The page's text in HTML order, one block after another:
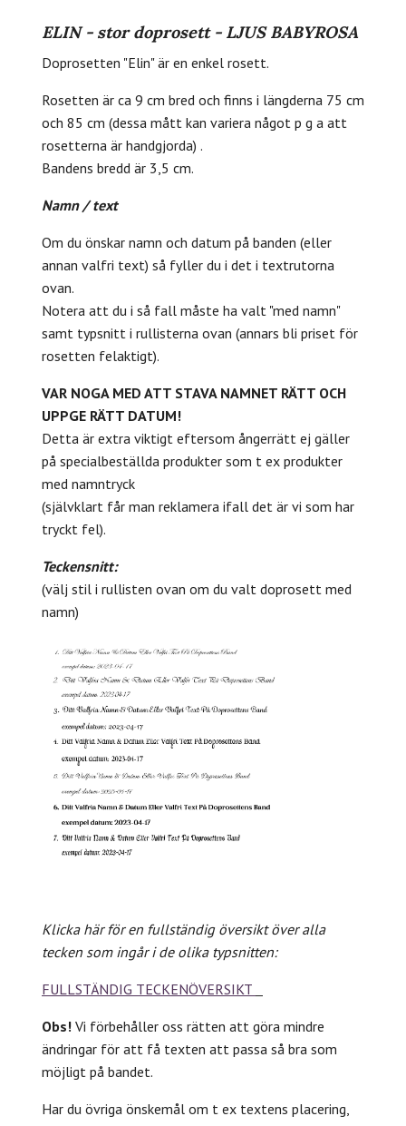
ELIN - stor doprosett - LJUS BABYROSA
Doprosetten "Elin" är en enkel rosett.
Rosetten är ca 9 cm bred och finns i längderna 75 cm
och 85 cm (dessa mått kan variera något p g a att
rosetterna är handgjorda) .
Bandens bredd är 3,5 cm.
Namn / text
Om du önskar namn och datum på banden (eller
annan valfri text) så fyller du i det i textrutorna
ovan.
Notera att du i så fall måste ha valt "med namn"
samt typsnitt i rullisterna ovan (annars bli priset för
rosetten felaktigt).
VAR NOGA MED ATT STAVA NAMNET RÄTT OCH
UPPGE RÄTT DATUM!
Detta är extra viktigt eftersom ångerrätt ej gäller
på specialbeställda produkter som t ex produkter
med namntryck
(självklart får man reklamera ifall det är vi som har
tryckt fel).
Teckensnitt:
(välj stil i rullisten ovan om du valt doprosett med
namn)
Klicka här för en fullständig översikt över alla
tecken som ingår i de olika typsnitten:
FULLSTÄNDIG TECKENÖVERSIKT
Obs! Vi förbehåller oss rätten att göra mindre
ändringar för att få texten att passa så bra som
möjligt på bandet.
Har du övriga önskemål om t ex textens placering,